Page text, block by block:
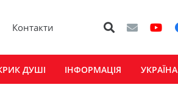
Контакти
ДУШІ ІНФОРМАЦІЯ УКРАЇНА